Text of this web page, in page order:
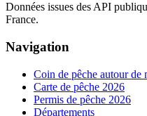
Données issues des API
France.
Navigation
Coin de pêche autour de
Carte de pêche 2026
Permis de pêche 2026
Départements